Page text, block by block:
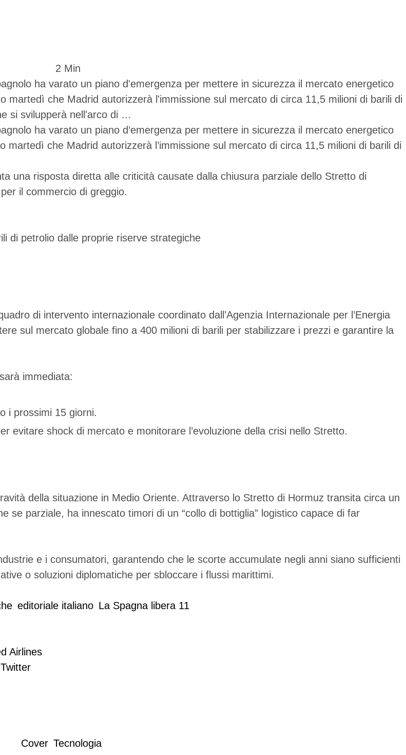
2 Min
ha varato un piano d'emergenza per mettere in sicurezza il mercato energetico
martedì che Madrid autorizzerà l'immissione sul mercato di circa 11,5 milioni di barili di
si svilupperà nell'arco di …
ha varato un piano d’emergenza per mettere in sicurezza il mercato energetico
martedì che Madrid autorizzerà l’immissione sul mercato di circa 11,5 milioni di barili di
una risposta diretta alle criticità causate dalla chiusura parziale dello Stretto di
il commercio di greggio.
di intervento internazionale coordinato dall’Agenzia Internazionale per l’Energia
sul mercato globale fino a 400 milioni di barili per stabilizzare i prezzi e garantire la
immediata:
i prossimi 15 giorni.
evitare shock di mercato e monitorare l’evoluzione della crisi nello Stretto.
della situazione in Medio Oriente. Attraverso lo Stretto di Hormuz transita circa un
se parziale, ha innescato timori di un “collo di bottiglia” logistico capace di far
e i consumatori, garantendo che le scorte accumulate negli anni siano sufficienti
o soluzioni diplomatiche per sbloccare i flussi marittimi.
editoriale italiano La Spagna libera 11
Airlines
Cover Tecnologia